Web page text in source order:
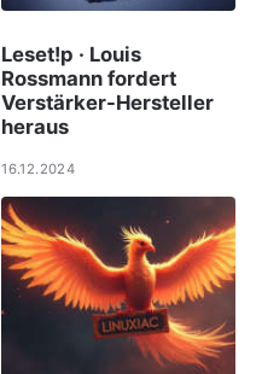
Leset!p · Louis
Rossmann fordert
Verstärker-Hersteller
heraus
16.12.2024